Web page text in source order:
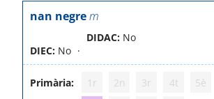
nan negrem
DIEC: No
DIDAC: No
Primària: 1r 2n 3r 4t 5è